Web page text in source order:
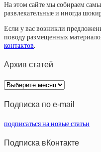
На этом сайте мы собираем
развлекательные и иногда
Если у вас возникли
поводу размещенных
контактов.
Архив статей
Архив
статей
Подписка по e-mail
подписаться на новые статьи
Подписка вКонтакте